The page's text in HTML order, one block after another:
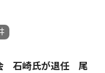
石崎氏が退任 尾